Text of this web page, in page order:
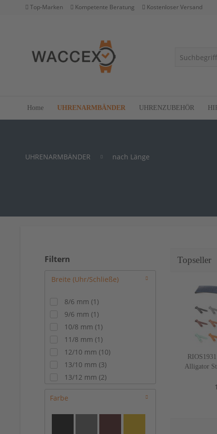
Top-Marken Kompetente Beratung Kostenloser Versand
Home UHRENARMBÄNDER UHRENZUBEHÖR
UHRENARMBÄNDER nach Länge
Filtern
8/6 mm (1 )
9/6 mm (1 )
10/8 mm (1 )
11/8 mm (1 )
12/10 mm (10)
13/10 mm (3)
13/12 mm (2)
14/12 mm
15/14 mm (7)
Farbe
Topseller
Alligator